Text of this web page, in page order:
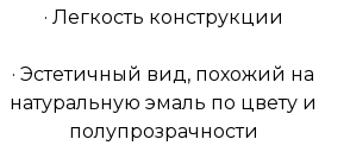
· Легкость конструкции
· Эстетичный вид, похожий на
натуральную эмаль по цвету и
полупрозрачности